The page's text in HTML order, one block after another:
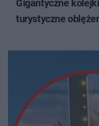
Gigantyczne
turystyczne